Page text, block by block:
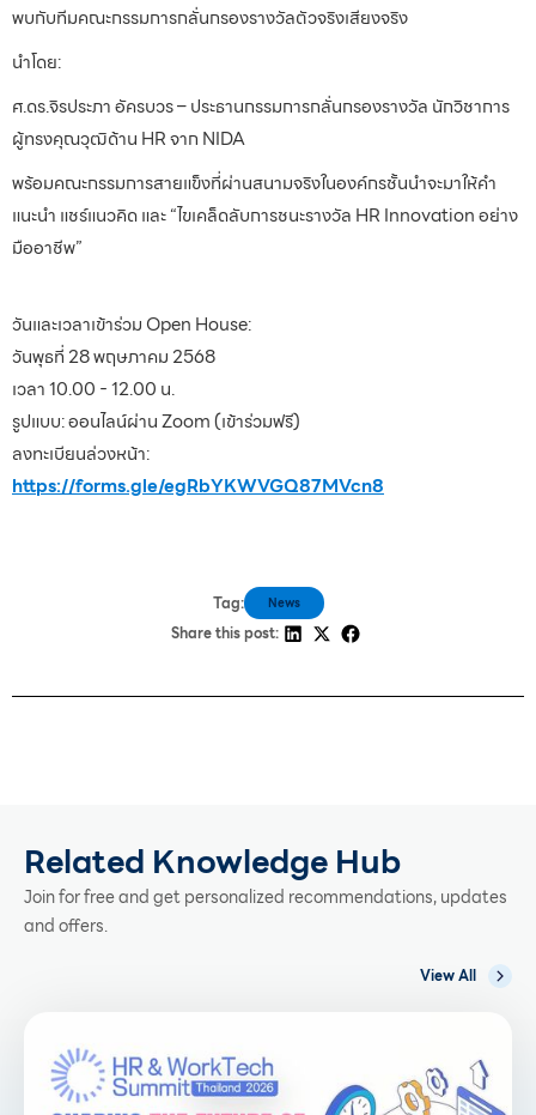
พบกับทีมคณะกรรมการกลั่นกรองรางวัลตัวจริงเสียงจริง
นำโดย:
ศ.ดร.จิรประภา อัครบวร – ประธานกรรมการกลั่นกรองรางวัล นักวิชาการ
ผู้ทรงคุณวุฒิด้าน HR จาก NIDA
พร้อมคณะกรรมการสายแข็งที่ผ่านสนามจริงในองค์กรชั้นนำจะมาให้คำ
แนะนำ แชร์แนวคิด และ “ไขเคล็ดลับการชนะรางวัล HR Innovation อย่าง
มืออาชีพ”
วันและเวลาเข้าร่วม Open House:
วันพุธที่ 28 พฤษภาคม 2568
เวลา 10.00 - 12.00 น.
รูปแบบ: ออนไลน์ผ่าน Zoom (เข้าร่วมฟรี)
ลงทะเบียนล่วงหน้า:
https://forms.gle/egRbYKWVGQ87MVcn8
Tag: News
Share this post:
Related Knowledge Hub
Join for free and get personalized recommendations, updates
and offers.
View All